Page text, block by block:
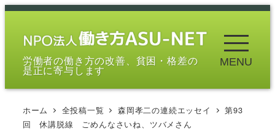
メ
労働者の働き方の改善、貧困・格差の
是正に寄与します
MENU
ホーム 全投稿一覧 森岡孝二の連続エッセイ
第93
回 休講脱線 ごめんなさいね、ツバメさん